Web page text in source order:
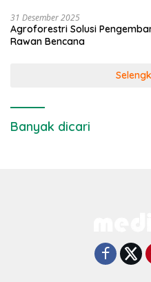
31 Desember 2025
Agroforestri Solusi
Rawan Bencana
Banyak dicari